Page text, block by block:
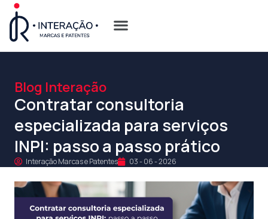
Blog Interação
Contratar consultoria
especializada para serviços
INPI: passo a passo prático
Interação Marcas e Patentes 03 - 06 - 2026